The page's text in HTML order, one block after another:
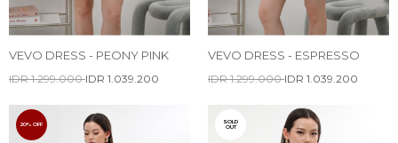
VEVO DRESS - PEONY PINK
IDR 1.299.000IDR 1.039.200
VEVO DRESS - ESPRESSO
IDR 1.299.000IDR 1.039.200
20% OFF SOLD
OUT